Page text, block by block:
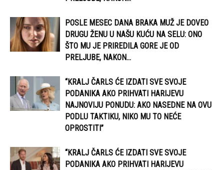
POSLE MESEC DANA BRAKA MUŽ JE DOVEO
DRUGU ŽENU U NAŠU KUĆU NA SELU: ONO
ŠTO MU JE PRIREDILA GORE JE OD
PRELJUBE, NAKON...
“KRALJ ČARLS ĆE IZDATI SVE SVOJE
PODANIKA AKO PRIHVATI HARIJEVU
NAJNOVIJU PONUDU: AKO NASEDNE NA OVU
PODLU TAKTIKU, NIKO MU TO NEĆE
OPROSTITI”
“KRALJ ČARLS ĆE IZDATI SVE SVOJE
PODANIKA AKO PRIHVATI HARIJEVU